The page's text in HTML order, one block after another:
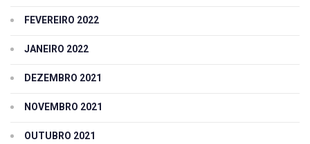
FEVEREIRO 2022
JANEIRO 2022
DEZEMBRO 2021
NOVEMBRO 2021
OUTUBRO 2021